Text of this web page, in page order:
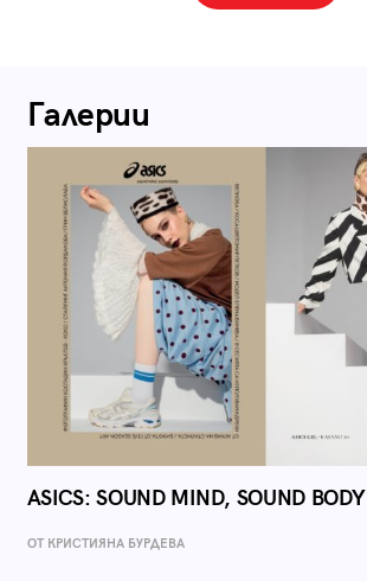
Галерии
ASICS: SOUND MIND, SOUND BODY
ОТ КРИСТИЯНА БУРДЕВА